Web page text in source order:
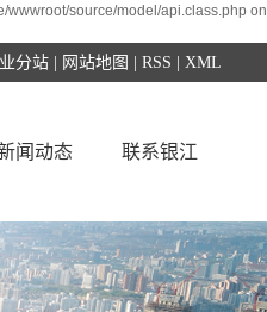
source/model/api.class.php on
分站 网站地图 RSS XML
闻动态 联系银江